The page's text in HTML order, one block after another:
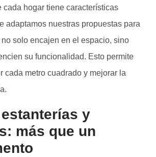
cada hogar tiene características
adaptamos nuestras propuestas para
solo encajen en el espacio, sino
su funcionalidad. Esto permite
cada metro cuadrado y mejorar la
y
más que un